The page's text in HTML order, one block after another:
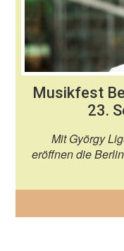
Musikfest
23.
Mit György
eröffnen die